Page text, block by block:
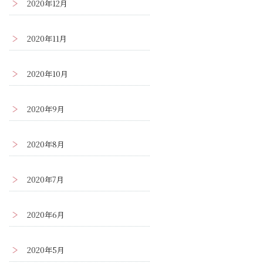
2020年12月
2020年11月
2020年10月
2020年9月
2020年8月
2020年7月
2020年6月
2020年5月